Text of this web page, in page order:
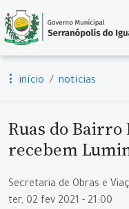
início notícias
Ruas do
recebem
Secretaria de Obras e
ter, 02 fev 2021 - 21:00